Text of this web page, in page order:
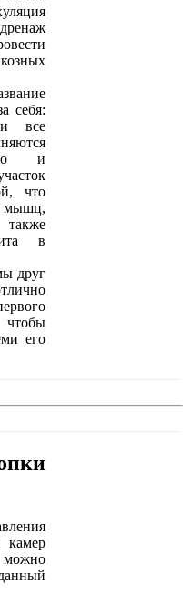
себя:
все
и
что
мышц,
в
друг
чтобы
его
камер
можно